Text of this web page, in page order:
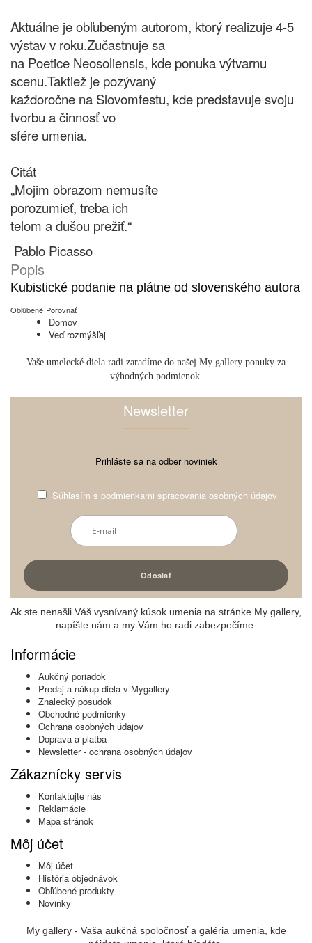
Aktuálne je obľubeným autorom, ktorý realizuje 4-5
výstav v roku.Zučastnuje sa
na Poetice Neosoliensis, kde ponuka výtvarnu
scenu.Taktiež je pozývaný
každoročne na Slovomfestu, kde predstavuje svoju
tvorbu a činnosť vo
sfére umenia.
Citát
„Mojim obrazom nemusíte
porozumieť, treba ich
telom a dušou prežiť.“
Pablo Picasso
Popis
Kubistické podanie na plátne od slovenského autora
Obľúbené Porovnať
Domov
Veď rozmýšľaj
Vaše umelecké diela radi zaradíme do našej My gallery ponuky za
výhodných podmienok.
Newsletter
Prihláste sa na odber noviniek
Súhlasím s podmienkami spracovania osobných údajov
Ak ste nenašli Váš vysnívaný kúsok umenia na stránke My gallery,
napíšte nám a my Vám ho radi zabezpečíme.
Informácie
Aukčný poriadok
Predaj a nákup diela v Mygallery
Znalecký posudok
Obchodné podmienky
Ochrana osobných údajov
Doprava a platba
Newsletter - ochrana osobných údajov
Zákaznícky servis
Kontaktujte nás
Reklamácie
Mapa stránok
Môj účet
Môj účet
História objednávok
Obľúbené produkty
Novinky
My gallery - Vaša aukčná spoločnosť a galéria umenia, kde